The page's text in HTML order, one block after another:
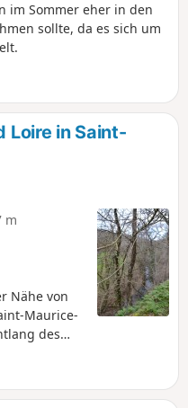
im Sommer eher in den
sollte, da es sich um
Loire in Saint-
m
Nähe von
Maurice-
des